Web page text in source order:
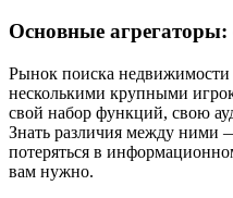
Основные агрегаторы:
Рынок поиска недвижимости
несколькими крупными
свой набор функций, свою
Знать различия между ними
потеряться в
вам нужно.